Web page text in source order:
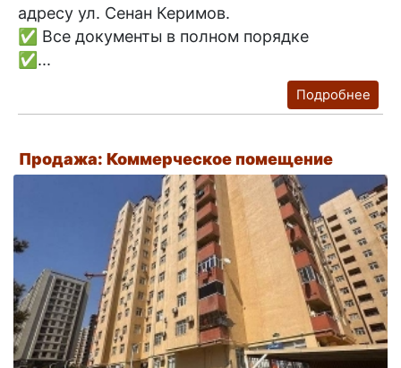
адресу ул. Сенан Керимов.
✅ Все документы в полном порядке
✅...
Подробнее
Продажа: Коммерческое помещение